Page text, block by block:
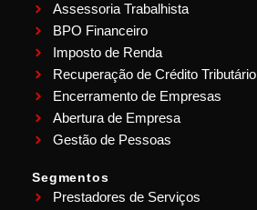
Assessoria Trabalhista
BPO Financeiro
Imposto de Renda
Recuperação de Crédito Tributário
Encerramento de Empresas
Abertura de Empresa
Gestão de Pessoas
Segmentos
Prestadores de Serviços